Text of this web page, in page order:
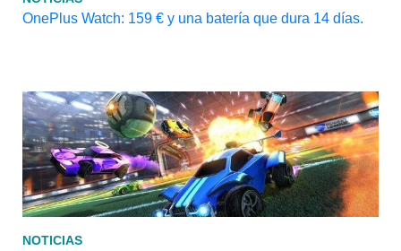
OnePlus Watch: 159 € y una batería que dura 14 días.
NOTICIAS